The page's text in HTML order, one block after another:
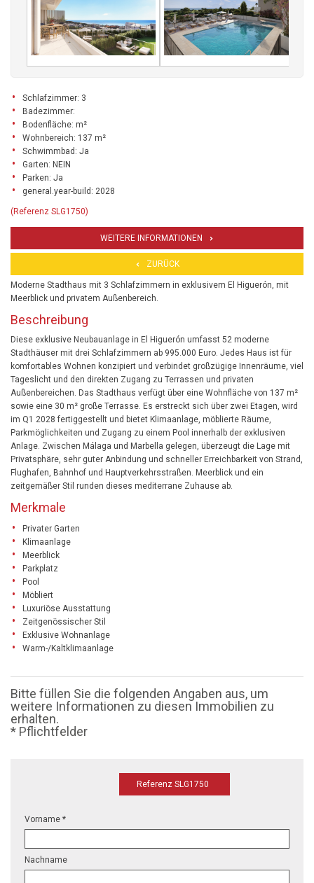
Schlafzimmer: 3
Badezimmer:
Bodenfläche: m²
Wohnbereich: 137 m²
Schwimmbad: Ja
Garten: NEIN
Parken: Ja
general.year-build: 2028
(Referenz SLG1750)
WEITERE INFORMATIONEN
ZURÜCK
Moderne Stadthaus mit 3 Schlafzimmern in exklusivem El Higuerón, mit
Meerblick und privatem Außenbereich.
Beschreibung
Diese exklusive Neubauanlage in El Higuerón umfasst 52 moderne
Stadthäuser mit drei Schlafzimmern ab 995.000 Euro. Jedes Haus ist für
komfortables Wohnen konzipiert und verbindet großzügige Innenräume, viel
Tageslicht und den direkten Zugang zu Terrassen und privaten
Außenbereichen. Das Stadthaus verfügt über eine Wohnfläche von 137 m²
sowie eine 30 m² große Terrasse. Es erstreckt sich über zwei Etagen, wird
im Q1 2028 fertiggestellt und bietet Klimaanlage, möblierte Räume,
Parkmöglichkeiten und Zugang zu einem Pool innerhalb der exklusiven
Anlage. Zwischen Málaga und Marbella gelegen, überzeugt die Lage mit
Privatsphäre, sehr guter Anbindung und schneller Erreichbarkeit von Strand,
Flughafen, Bahnhof und Hauptverkehrsstraßen. Meerblick und ein
zeitgemäßer Stil runden dieses mediterrane Zuhause ab.
Merkmale
Privater Garten
Klimaanlage
Meerblick
Parkplatz
Pool
Möbliert
Luxuriöse Ausstattung
Zeitgenössischer Stil
Exklusive Wohnanlage
Warm-/Kaltklimaanlage
Bitte füllen Sie die folgenden Angaben aus, um
weitere Informationen zu diesen Immobilien zu
erhalten.
* Pflichtfelder
Referenz SLG1750
Vorname *
Nachname